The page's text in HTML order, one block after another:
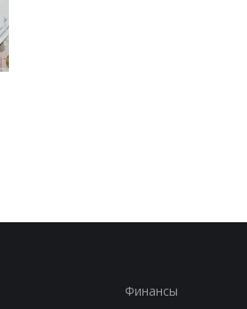
Финансы